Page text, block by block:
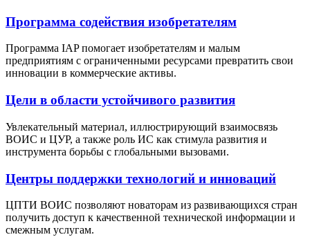
Программа содействия изобретателям
Программа IAP помогает изобретателям и малым
предприятиям с ограниченными ресурсами превратить свои
инновации в коммерческие активы.
Цели в области устойчивого развития
Увлекательный материал, иллюстрирующий взаимосвязь
ВОИС и ЦУР, а также роль ИС как стимула развития и
инструмента борьбы с глобальными вызовами.
Центры поддержки технологий и инноваций
ЦПТИ ВОИС позволяют новаторам из развивающихся стран
получить доступ к качественной технической информации и
смежным услугам.